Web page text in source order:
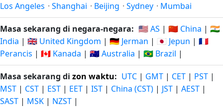
Los Angeles · Shanghai · Beijing · Sydney · Mumbai
Masa sekarang di negara-negara: 🇺🇸 AS | 🇨🇳 China | 🇮🇳
India | 🇬🇧 United Kingdom | 🇩🇪 Jerman | 🇯🇵 Jepun | 🇫🇷
Perancis | 🇨🇦 Kanada | 🇦🇺 Australia | 🇧🇷 Brazil |
Masa sekarang di zon waktu: UTC | GMT | CET | PST |
MST | CST | EST | EET | IST | China (CST) | JST | AEST |
SAST | MSK | NZST |